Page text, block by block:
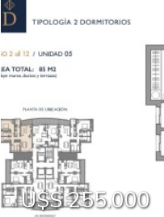
U$S 159.000
U$S 245.000
U$S 255.000